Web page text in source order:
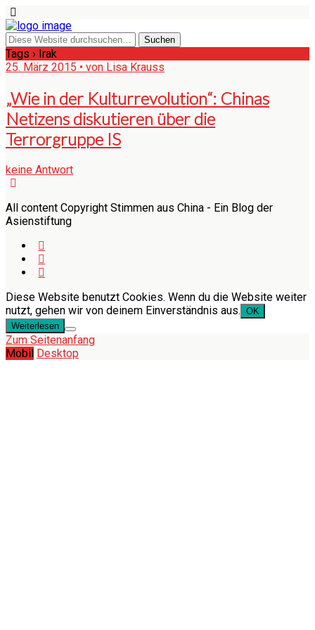
Tags › Irak
25. März 2015 • von Lisa Krauss
„Wie in der Kulturrevolution“: Chinas
Netizens diskutieren über die
Terrorgruppe IS
keine Antwort
All content Copyright Stimmen aus China - Ein Blog der
Asienstiftung
Diese Website benutzt Cookies. Wenn du die Website weiter
nutzt, gehen wir von deinem Einverständnis aus. OK
Weiterlesen
Zum Seitenanfang
Mobil Desktop